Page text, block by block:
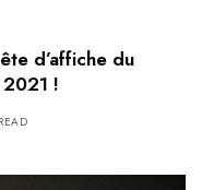
d’affiche du
!